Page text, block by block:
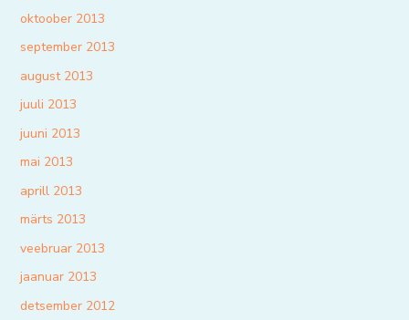
oktoober 2013
september 2013
august 2013
juuli 2013
juuni 2013
mai 2013
aprill 2013
märts 2013
veebruar 2013
jaanuar 2013
detsember 2012